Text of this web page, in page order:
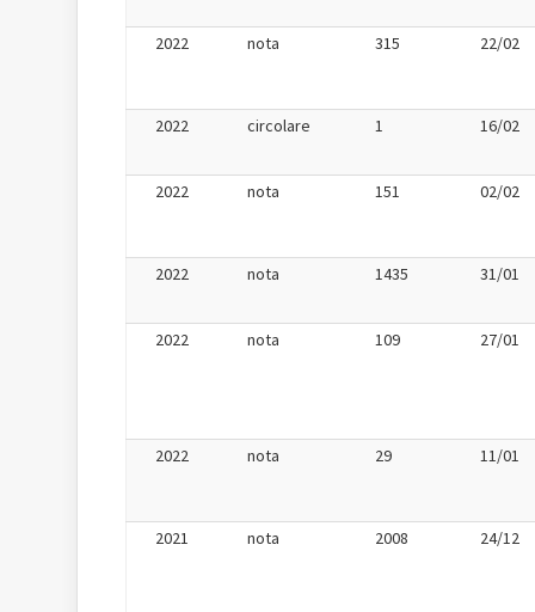
2022 nota 315 22/02
2022 circolare 1 16/02
2022 nota 151 02/02
2022 nota 1435 31/01
2022 nota 109 27/01
2022 nota 29 11/01
2021 nota 2008 24/12